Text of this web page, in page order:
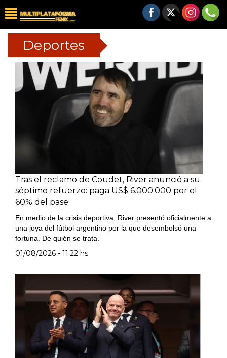
Deportes
Tras el reclamo de Coudet, River anunció a su
séptimo refuerzo: paga US$ 6.000.000 por el
60% del pase
En medio de la crisis deportiva, River presentó oficialmente a
una joya del fútbol argentino por la que desembolsó una
fortuna. De quién se trata.
01/08/2026 - 11:22 hs.